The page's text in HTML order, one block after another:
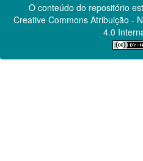
O conteúdo do repositório
Creative CommonsAtribuição -
4.0